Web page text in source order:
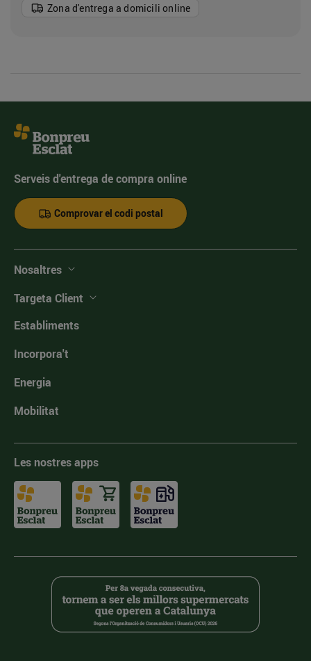
Zona d'entrega a domicili online
Serveis d'entrega de compra online
Comprovar el codi postal
Nosaltres
Targeta Client
Establiments
Incorpora't
Energia
Mobilitat
Les nostres apps